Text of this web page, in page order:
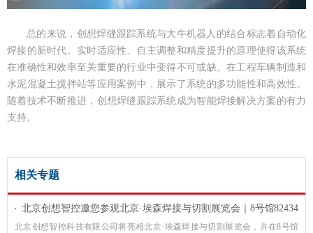
总的来说，创想焊缝跟踪系统与大牛机器人的结合标志着自动化
焊接的新时代。实时适应性、自主调整和精度提升的原理使得该系统
在准确性和效率至关重要的行业中变得不可或缺。在工程车辆制造和
水泥混凝土搅拌站等应用案例中，展示了系统的多功能性和高效性。
随着技术不断推进，创想焊缝跟踪系统成为智能焊接解决方案的有力
支持。
相关专题
北京创想智控邀您参观北京·埃森焊接与切割展览会｜8号馆82434
展位
北京创想智控科技有限公司将亮相北京·埃森焊接与切割展览会，并在8号馆